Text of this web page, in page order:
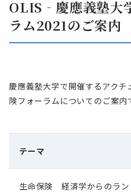
OLIS‐慶應義塾大
ラム2021のご案内
慶應義塾大学で開催するアクチ
険フォーラムについてのご案内
テーマ
生命保険 経済学からのラン